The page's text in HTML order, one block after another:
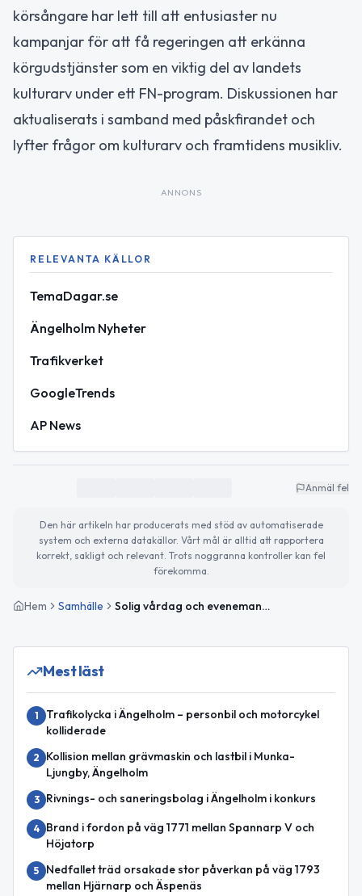
körsångare har lett till att entusiaster nu
kampanjar för att få regeringen att erkänna
körgudstjänster som en viktig del av landets
kulturarv under ett FN-program. Diskussionen har
aktualiserats i samband med påskfirandet och
lyfter frågor om kulturarv och framtidens musikliv.
ANNONS
RELEVANTA KÄLLOR
TemaDagar.se
Ängelholm Nyheter
Trafikverket
GoogleTrends
AP News
Anmäl fel
Den här artikeln har producerats med stöd av automatiserade
system och externa datakällor. Vårt mål är alltid att rapportera
korrekt, sakligt och relevant. Trots noggranna kontroller kan fel
förekomma.
Hem Samhälle Solig vårdag och evenemangstips – så blir din onsdag
Mest läst
1
Trafikolycka i Ängelholm – personbil och motorcykel
kolliderade
2
Kollision mellan grävmaskin och lastbil i Munka-
Ljungby, Ängelholm
3 Rivnings- och saneringsbolag i Ängelholm i konkurs
4
Brand i fordon på väg 1771 mellan Spannarp V och
Höjatorp
5
Nedfallet träd orsakade stor påverkan på väg 1793
mellan Hjärnarp och Äspenäs